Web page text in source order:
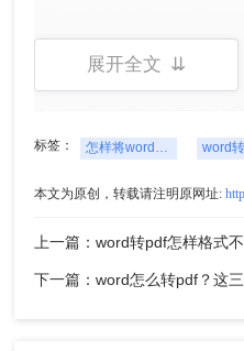
展开全文 ⇊
标签： 怎样将word转为pdf word
本文为原创，转载请注明原网址:
下一篇：word怎么转pdf？这